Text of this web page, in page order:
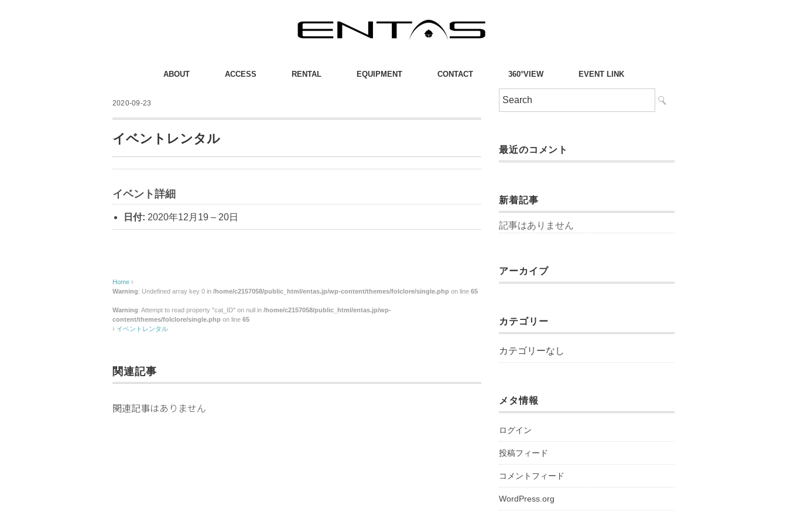
ABOUT ACCESS RENTAL EQUIPMENT CONTACT 360°VIEW EVENT LINK
2020-09-23
イベントレンタル
イベント詳細
日付: 2020年12月19 – 20日
Home ›
Warning: Undefined array key 0 in /home/c2157058/public_html/entas.jp/wp-content/themes/folclore/single.php on line 65
Warning: Attempt to read property "cat_ID" on null in /home/c2157058/public_html/entas.jp/wp-
content/themes/folclore/single.php on line 65
› イベントレンタル
関連記事
関連記事はありません
最近のコメント
新着記事
記事はありません
アーカイブ
カテゴリー
カテゴリーなし
メタ情報
ログイン
投稿フィード
コメントフィード
WordPress.org